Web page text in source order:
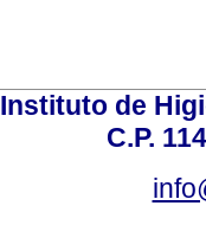
Instituto de
C.P.